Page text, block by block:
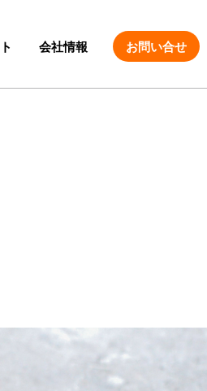
会社情報 お問い合せ